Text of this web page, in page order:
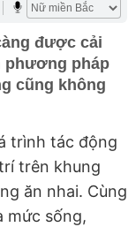
được cải
phương pháp
cũng không
trình tác động
trên khung
ăn nhai. Cùng
mức sống,